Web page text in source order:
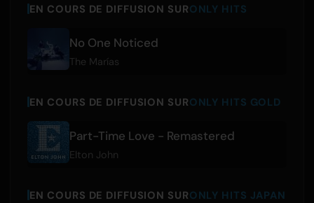
EN COURS DE DIFFUSION SURONLY HITS
No One Noticed
The Marías
EN COURS DE DIFFUSION SURONLY HITS GOLD
Part-Time Love - Remastered
Elton John
EN COURS DE DIFFUSION SURONLY HITS JAPAN